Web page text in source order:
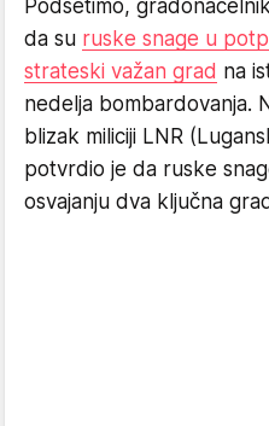
Podsetimo,
da su ruske snage u
strateski važan grad na
nedelja bombardovanja.
blizak miliciji LNR
potvrdio je da ruske
osvajanju dva ključna